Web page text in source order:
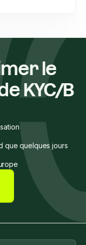
le
KYC/B
que quelques jours